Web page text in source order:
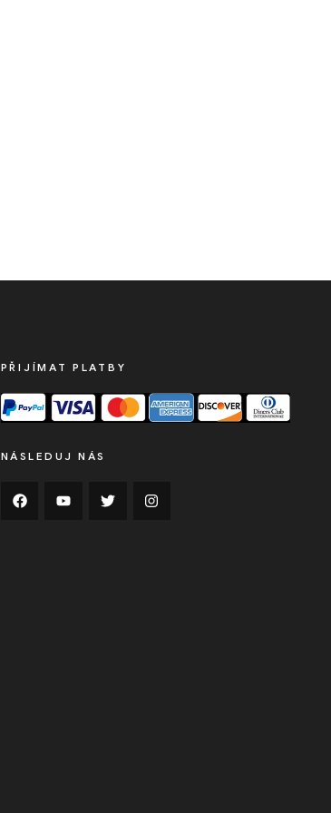
PŘIJÍMAT PLATBY
NÁSLEDUJ NÁS